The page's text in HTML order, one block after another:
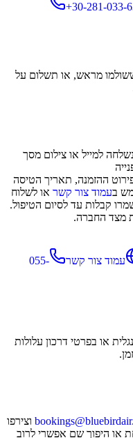
‎+30-281-033-
מראש, או תשלום על
למייל או צילום מסך
ההזמנה, תאריך הטיסה
בעמוד צור קשר או לשלוח
קבלות עד לסיום הטיפול.
מצד החברה.
עמוד צור קשר
055-
או בפרטי דרכון עלולות
וצירפו
או היפוך שם אפשרי לרוב